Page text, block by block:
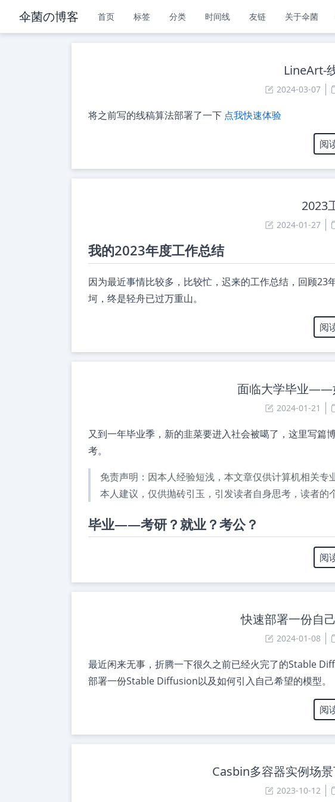
伞菌の博客 首页 标签 分类 时间线 友链 关于伞菌
LineArt-
2024-03-07
将之前写的线稿算法部署了一下 点我快速体验
阅
2023
2024-01-27
我的2023年度工作总结
因为最近事情比较多，比较忙，迟来的工作总结，回顾
坷，终是轻舟已过万重山。
阅
面临大学毕业——
2024-01-21
又到一年毕业季，新的韭菜要进入社会被噶了，这里写篇
考。
免责声明：因本人经验短浅，本文章仅供计算机相关
本人建议，仅供抛砖引玉，引发读者自身思考，读者的
毕业——考研？就业？考公？
阅
快速部署一份自
2024-01-08
最近闲来无事，折腾一下很久之前已经火完了的Stable
部署一份Stable Diffusion以及如何引入自己希望的模型。
阅
Casbin多容器实例场
2023-10-12